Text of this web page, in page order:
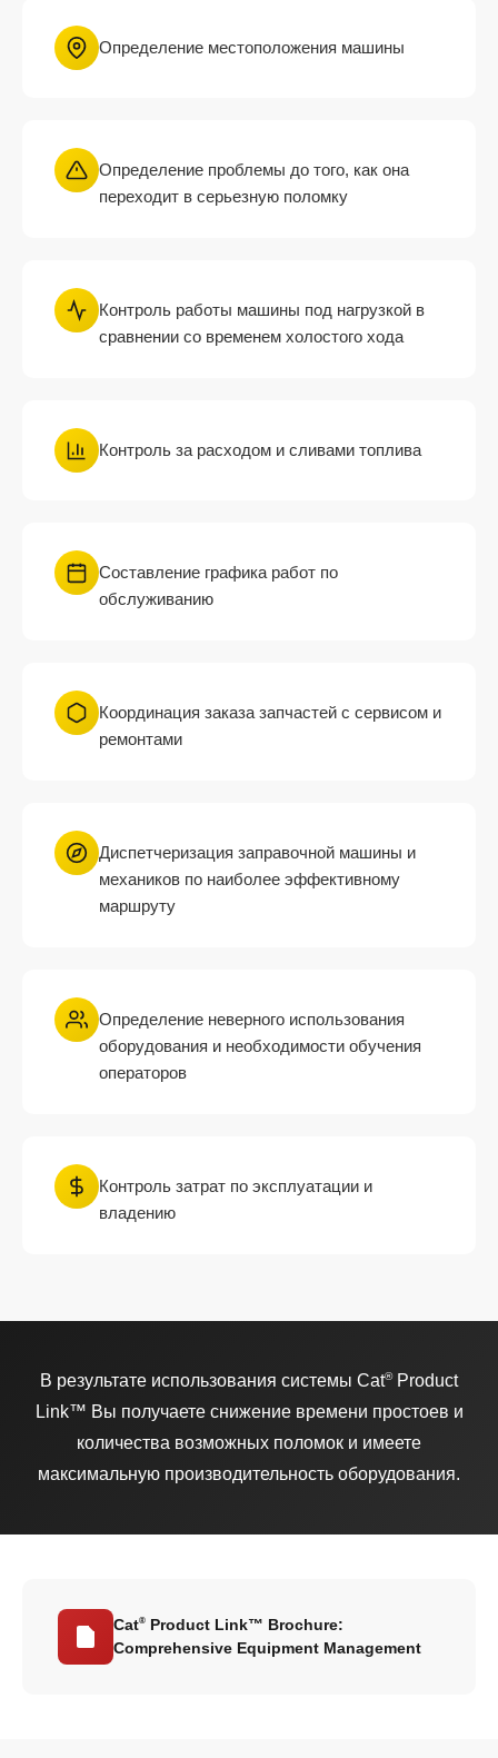
Определение местоположения машины
Определение проблемы до того, как она
переходит в серьезную поломку
Контроль работы машины под нагрузкой в
сравнении со временем холостого хода
Контроль за расходом и сливами топлива
Составление графика работ по
обслуживанию
Координация заказа запчастей с сервисом и
ремонтами
Диспетчеризация заправочной машины и
механиков по наиболее эффективному
маршруту
Определение неверного использования
оборудования и необходимости обучения
операторов
Контроль затрат по эксплуатации и
владению
В результате использования системы Cat®Product
Link™ Вы получаете снижение времени простоев и
количества возможных поломок и имеете
максимальную производительность оборудования.
Cat® Product Link™ Brochure:
Comprehensive Equipment Management